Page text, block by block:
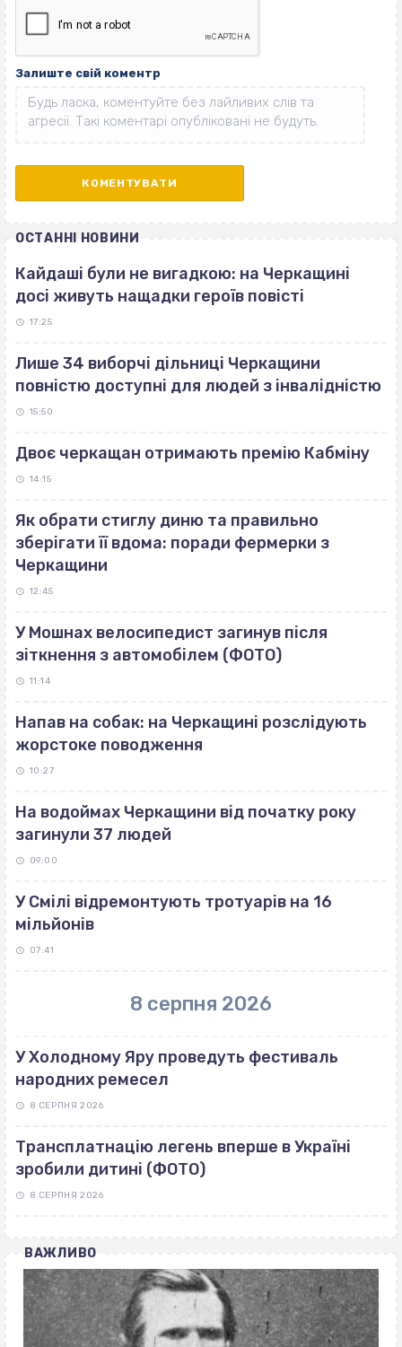
Залиште свій коментр
ОСТАННІ НОВИНИ
Кайдаші були не вигадкою: на Черкащині
досі живуть нащадки героїв повісті
17:25
Лише 34 виборчі дільниці Черкащини
повністю доступні для людей з інвалідністю
15:50
Двоє черкащан отримають премію Кабміну
14:15
Як обрати стиглу диню та правильно
зберігати її вдома: поради фермерки з
Черкащини
12:45
У Мошнах велосипедист загинув після
зіткнення з автомобілем (ФОТО)
11:14
Напав на собак: на Черкащині розслідують
жорстоке поводження
10:27
На водоймах Черкащини від початку року
загинули 37 людей
09:00
У Смілі відремонтують тротуарів на 16
мільйонів
07:41
8 серпня 2026
У Холодному Яру проведуть фестиваль
народних ремесел
8 СЕРПНЯ 2026
Трансплатнацію легень вперше в Україні
зробили дитині (ФОТО)
8 СЕРПНЯ 2026
ВАЖЛИВО